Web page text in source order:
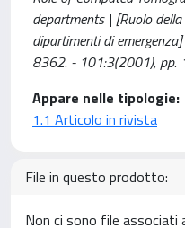
departments | [Ruolo
dipartimenti di emergenza]
8362. - 101:3(2001), pp.
Appare nelle tipologie:
1.1 Articolo in rivista
File in questo prodotto:
Non ci sono file